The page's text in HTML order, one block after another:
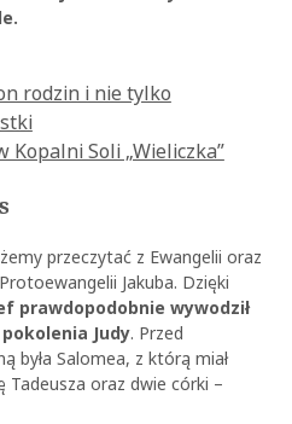
rodzin i nie tylko
Kopalni Soli „Wieliczka”
przeczytać z Ewangelii oraz
Jakuba. Dzięki
prawdopodobnie wywodził
Judy. Przed
była Salomea, z którą miał
Tadeusza oraz dwie córki –